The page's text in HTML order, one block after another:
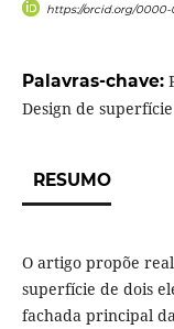
https://orcid.org/0000-
Palavras-chave:
Design de superfície
RESUMO
O artigo propõe
superfície de dois
fachada principal